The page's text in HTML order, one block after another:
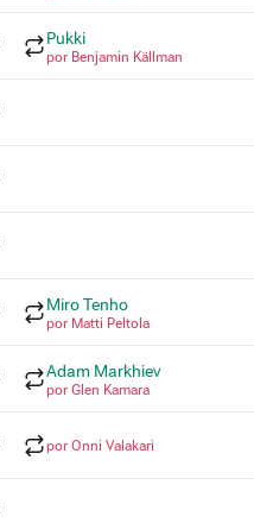
Pukki
por Benjamin Källman
Miro Tenho
por Matti Peltola
Adam Markhiev
por Glen Kamara
por Onni Valakari